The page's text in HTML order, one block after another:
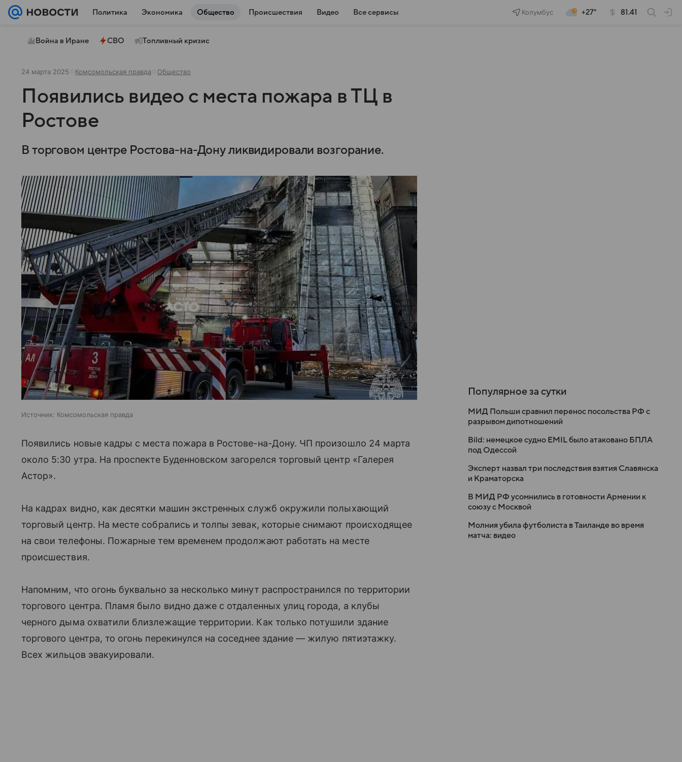
Политика Экономика Общество Происшествия Видео Все сервисы Колумбус +27° 81.41
Война в Иране СВО Топливный кризис
24 марта 2025 Комсомольская правда Общество
Появились видео с места пожара в ТЦ в
Ростове
В торговом центре Ростова-на-Дону ликвидировали возгорание.
Источник: Комсомольская правда
Появились новые кадры с места пожара в Ростове-на-Дону. ЧП произошло 24 марта
около 5:30 утра. На проспекте Буденновском загорелся торговый центр «Галерея
Астор».
На кадрах видно, как десятки машин экстренных служб окружили полыхающий
торговый центр. На месте собрались и толпы зевак, которые снимают происходящее
на свои телефоны. Пожарные тем временем продолжают работать на месте
происшествия.
Напомним, что огонь буквально за несколько минут распространился по территории
торгового центра. Пламя было видно даже с отдаленных улиц города, а клубы
черного дыма охватили близлежащие территории. Как только потушили здание
торгового центра, то огонь перекинулся на соседнее здание — жилую пятиэтажку.
Всех жильцов эвакуировали.
Популярное за сутки
МИД Польши сравнил перенос посольства РФ с
разрывом дипотношений
Bild: немецкое судно EMIL было атаковано БПЛА
под Одессой
Эксперт назвал три последствия взятия Славянска
и Краматорска
В МИД РФ усомнились в готовности Армении к
союзу с Москвой
Молния убила футболиста в Таиланде во время
матча: видео